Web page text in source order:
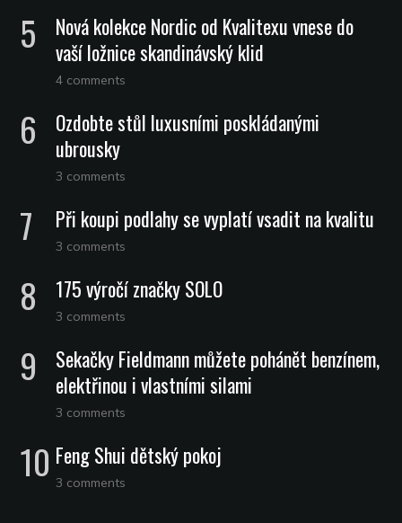
Nová kolekce Nordic od Kvalitexu vnese do
vaší ložnice skandinávský klid
4 comments
Ozdobte stůl luxusními poskládanými
ubrousky
3 comments
Při koupi podlahy se vyplatí vsadit na kvalitu
3 comments
175 výročí značky SOLO
3 comments
Sekačky Fieldmann můžete pohánět benzínem,
elektřinou i vlastními silami
3 comments
Feng Shui dětský pokoj
3 comments